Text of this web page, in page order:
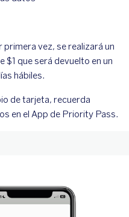
vez, se realizará un
$1 que será devuelto en un
hábiles.
de tarjeta, recuerda
en el App de Priority Pass.